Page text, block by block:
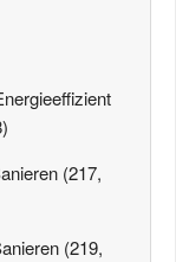
(217,
(219,